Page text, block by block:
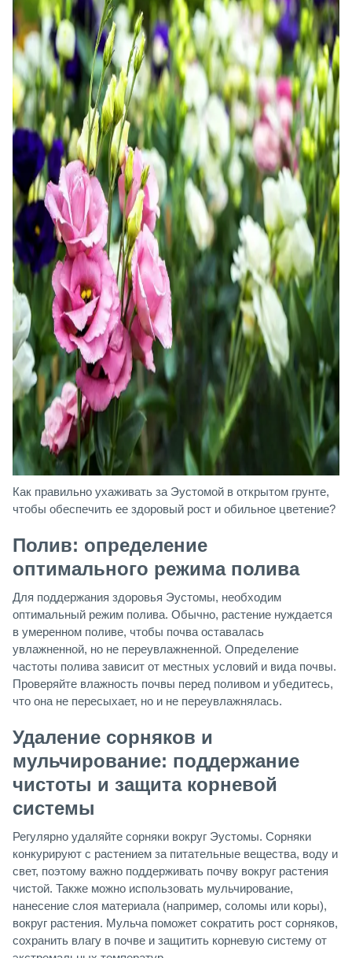
Как правильно ухаживать за Эустомой в открытом грунте,
чтобы обеспечить ее здоровый рост и обильное цветение?
Полив: определение
оптимального режима полива
Для поддержания здоровья Эустомы, необходим
оптимальный режим полива. Обычно, растение нуждается
в умеренном поливе, чтобы почва оставалась
увлажненной, но не переувлажненной. Определение
частоты полива зависит от местных условий и вида почвы.
Проверяйте влажность почвы перед поливом и убедитесь,
что она не пересыхает, но и не переувлажнялась.
Удаление сорняков и
мульчирование: поддержание
чистоты и защита корневой
системы
Регулярно удаляйте сорняки вокруг Эустомы. Сорняки
конкурируют с растением за питательные вещества, воду и
свет, поэтому важно поддерживать почву вокруг растения
чистой. Также можно использовать мульчирование,
нанесение слоя материала (например, соломы или коры),
вокруг растения. Мульча поможет сократить рост сорняков,
сохранить влагу в почве и защитить корневую систему от